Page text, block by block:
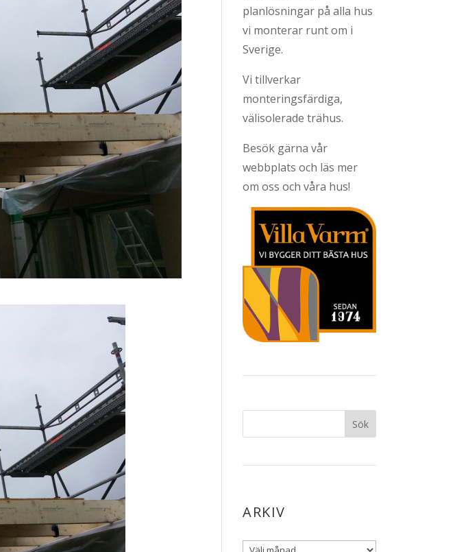
planlösningar på alla hus
vi monterar runt om i
Sverige.
Vi tillverkar
monteringsfärdiga,
välisolerade trähus.
Besök gärna vår
webbplats och läs mer
om oss och våra hus!
ARKIV